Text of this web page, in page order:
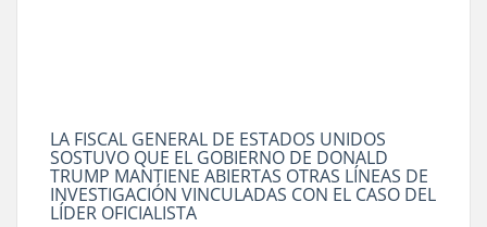
LA FISCAL GENERAL DE ESTADOS UNIDOS
SOSTUVO QUE EL GOBIERNO DE DONALD
TRUMP MANTIENE ABIERTAS OTRAS LÍNEAS DE
INVESTIGACIÓN VINCULADAS CON EL CASO DEL
LÍDER OFICIALISTA